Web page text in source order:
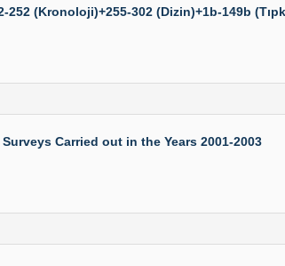
(Kronoloji)+255-302 (Dizin)+1b-149b
Carried out in the Years 2001-2003